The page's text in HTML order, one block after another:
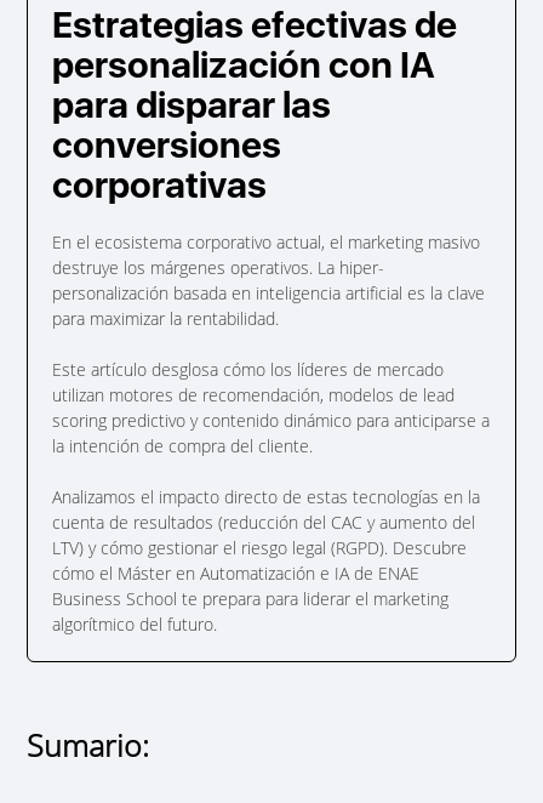
Estrategias efectivas de
personalización con IA
para disparar las
conversiones
corporativas
En el ecosistema corporativo actual, el marketing masivo
destruye los márgenes operativos. La hiper-
personalización basada en inteligencia artificial es la clave
para maximizar la rentabilidad.
Este artículo desglosa cómo los líderes de mercado
utilizan motores de recomendación, modelos de lead
scoring predictivo y contenido dinámico para anticiparse a
la intención de compra del cliente.
Analizamos el impacto directo de estas tecnologías en la
cuenta de resultados (reducción del CAC y aumento del
LTV) y cómo gestionar el riesgo legal (RGPD). Descubre
cómo el Máster en Automatización e IA de ENAE
Business School te prepara para liderar el marketing
algorítmico del futuro.
Sumario: